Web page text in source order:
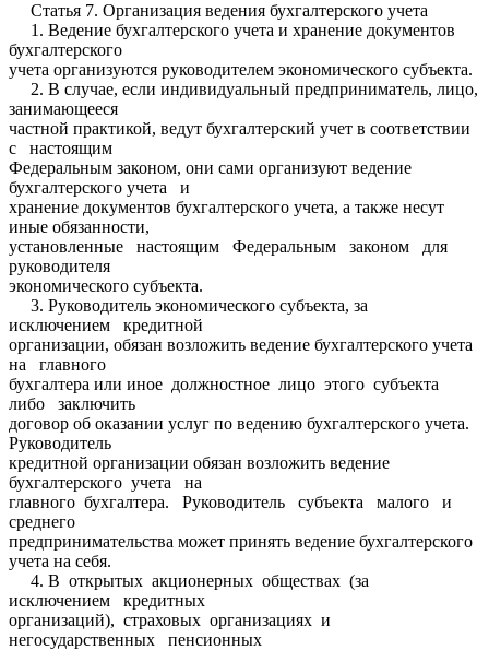
Статья 7. Организация ведения бухгалтерского учета
1. Ведение бухгалтерского учета и хранение документов
бухгалтерского
учета организуются руководителем экономического субъекта.
2. В случае, если индивидуальный предприниматель, лицо,
занимающееся
частной практикой, ведут бухгалтерский учет в соответствии
с настоящим
Федеральным законом, они сами организуют ведение
бухгалтерского учета и
хранение документов бухгалтерского учета, а также несут
иные обязанности,
установленные настоящим Федеральным законом для
руководителя
экономического субъекта.
3. Руководитель экономического субъекта, за
исключением кредитной
организации, обязан возложить ведение бухгалтерского учета
на главного
бухгалтера или иное должностное лицо этого субъекта
либо заключить
договор об оказании услуг по ведению бухгалтерского учета.
Руководитель
кредитной организации обязан возложить ведение
бухгалтерского учета на
главного бухгалтера. Руководитель субъекта малого и
среднего
предпринимательства может принять ведение бухгалтерского
учета на себя.
4. В открытых акционерных обществах (за
исключением кредитных
организаций), страховых организациях и
негосударственных пенсионных